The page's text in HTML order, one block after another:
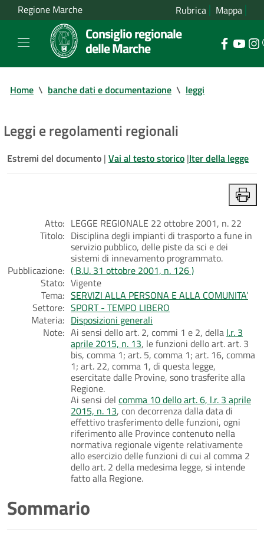
Regione Marche Rubrica Mappa
Consiglio regionale
delle Marche
Home \ banche dati e documentazione \ leggi
Leggi e regolamenti regionali
Estremi del documento | Vai al testo storico |Iter della legge
Atto: LEGGE REGIONALE 22 ottobre 2001, n. 22
Titolo: Disciplina degli impianti di trasporto a fune in
servizio pubblico, delle piste da sci e dei
sistemi di innevamento programmato.
Pubblicazione: ( B.U. 31 ottobre 2001, n. 126 )
Stato: Vigente
Tema: SERVIZI ALLA PERSONA E ALLA COMUNITA’
Settore: SPORT - TEMPO LIBERO
Materia: Disposizioni generali
Note: Ai sensi dello art. 2, commi 1 e 2, della l.r. 3
aprile 2015, n. 13, le funzioni dello art. art. 3
bis, comma 1; art. 5, comma 1; art. 16, comma
1; art. 22, comma 1, di questa legge,
esercitate dalle Provine, sono trasferite alla
Regione.
Ai sensi del comma 10 dello art. 6, l.r. 3 aprile
2015, n. 13, con decorrenza dalla data di
effettivo trasferimento delle funzioni, ogni
riferimento alle Province contenuto nella
normativa regionale vigente relativamente
allo esercizio delle funzioni di cui al comma 2
dello art. 2 della medesima legge, si intende
fatto alla Regione.
Sommario